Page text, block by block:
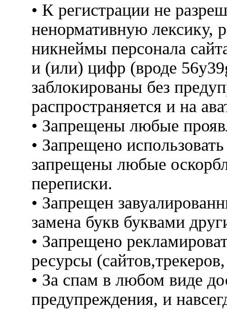
• К регистрации не
ненормативную лексику,
никнеймы персонала
и (или) цифр (вроде
заблокированы без
распространяется и на
• Запрещены любые
• Запрещено
запрещены любые
переписки.
• Запрещен
замена букв буквами
• Запрещено
ресурсы
• За спам в любом виде
предупреждения, и